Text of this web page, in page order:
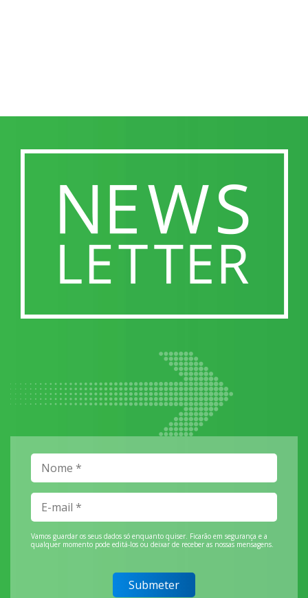
Vamos guardar os seus dados só enquanto quiser. Ficarão em segurança e a
qualquer momento pode editá-los ou deixar de receber as nossas mensagens.